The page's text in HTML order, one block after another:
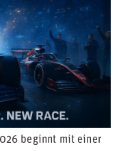
beginnt mit einer